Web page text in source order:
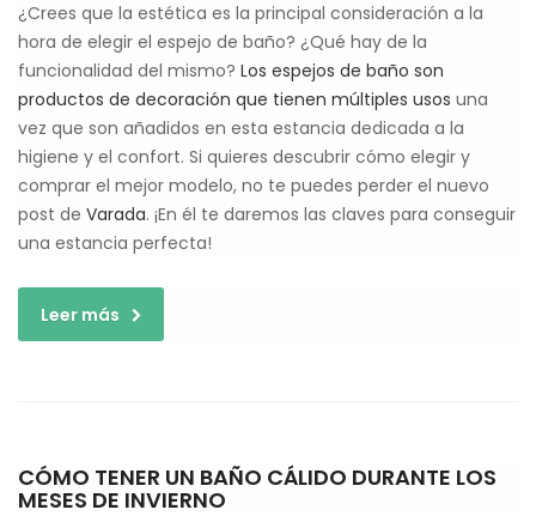
¿Crees que la estética es la principal consideración a la
hora de elegir el espejo de baño? ¿Qué hay de la
funcionalidad del mismo? Los espejos de baño son
productos de decoración que tienen múltiples usos una
vez que son añadidos en esta estancia dedicada a la
higiene y el confort. Si quieres descubrir cómo elegir y
comprar el mejor modelo, no te puedes perder el nuevo
post de Varada. ¡En él te daremos las claves para conseguir
una estancia perfecta!
Leer más
CÓMO TENER UN BAÑO CÁLIDO DURANTE LOS
MESES DE INVIERNO